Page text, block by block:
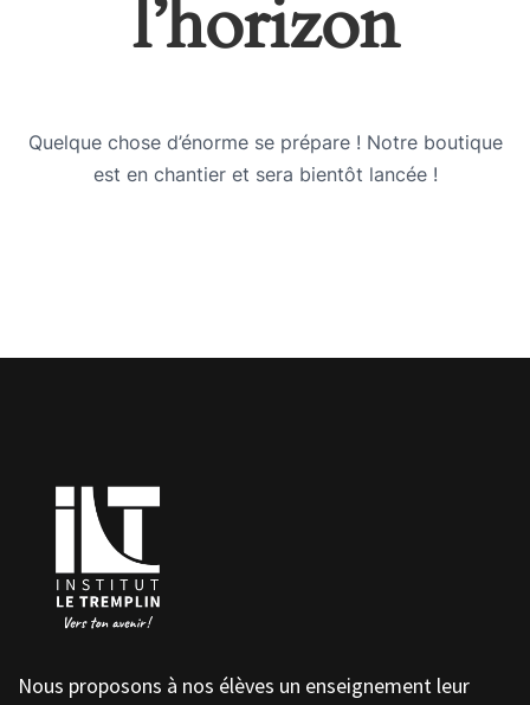
l’horizon
Quelque chose d’énorme se prépare ! Notre boutique
est en chantier et sera bientôt lancée !
Nous proposons à nos élèves un enseignement leur